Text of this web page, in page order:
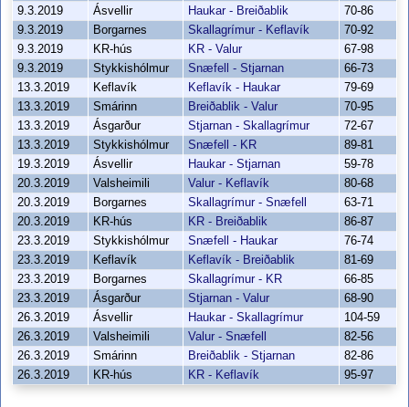
9.3.2019
Ásvellir Haukar - Breiðablik
70-86
9.3.2019
Borgarnes Skallagrímur - Keflavík
70-92
9.3.2019
KR-hús KR - Valur
67-98
9.3.2019
Stykkishólmur Snæfell - Stjarnan
66-73
13.3.2019
Keflavík Keflavík - Haukar
79-69
13.3.2019
Smárinn Breiðablik - Valur
70-95
13.3.2019
Ásgarður Stjarnan - Skallagrímur
72-67
13.3.2019
Stykkishólmur Snæfell - KR
89-81
19.3.2019
Ásvellir Haukar - Stjarnan
59-78
20.3.2019
Valsheimili Valur - Keflavík
80-68
20.3.2019
Borgarnes Skallagrímur - Snæfell
63-71
20.3.2019
KR-hús KR - Breiðablik
86-87
23.3.2019
Stykkishólmur Snæfell - Haukar
76-74
23.3.2019
Keflavík Keflavík - Breiðablik
81-69
23.3.2019
Borgarnes Skallagrímur - KR
66-85
23.3.2019
Ásgarður Stjarnan - Valur
68-90
26.3.2019
Ásvellir Haukar - Skallagrímur
104-59
26.3.2019
Valsheimili Valur - Snæfell
82-56
26.3.2019
Smárinn Breiðablik - Stjarnan
82-86
26.3.2019
KR-hús KR - Keflavík 95-97